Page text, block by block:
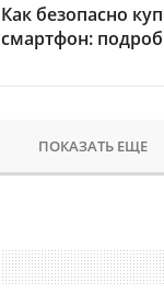
Как безопасно
смартфон:
ПОКАЗАТЬ ЕЩЕ